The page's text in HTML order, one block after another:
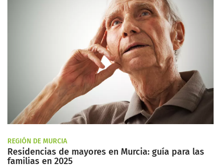
REGIÓN DE MURCIA
Residencias de mayores en Murcia: guía para las
familias en 2025